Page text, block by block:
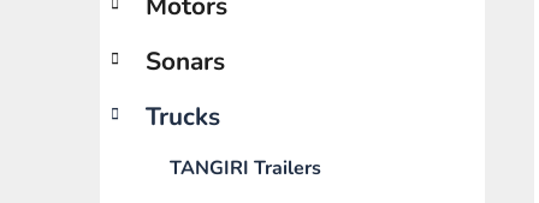
o
Sonars
Trucks
TANGIRI Trailers